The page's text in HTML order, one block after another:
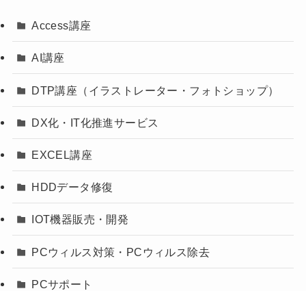
Access講座
AI講座
DTP講座（イラストレーター・フォトショップ）
DX化・IT化推進サービス
EXCEL講座
HDDデータ修復
IOT機器販売・開発
PCウィルス対策・PCウィルス除去
PCサポート